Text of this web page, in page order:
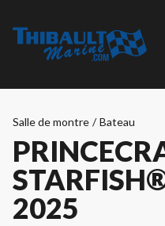
Salle de montre / Bateau
2025